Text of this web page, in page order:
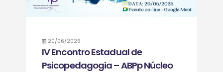
20/06/2026
IV Encontro Estadual de
Psicopedagogia – ABPp Núcleo